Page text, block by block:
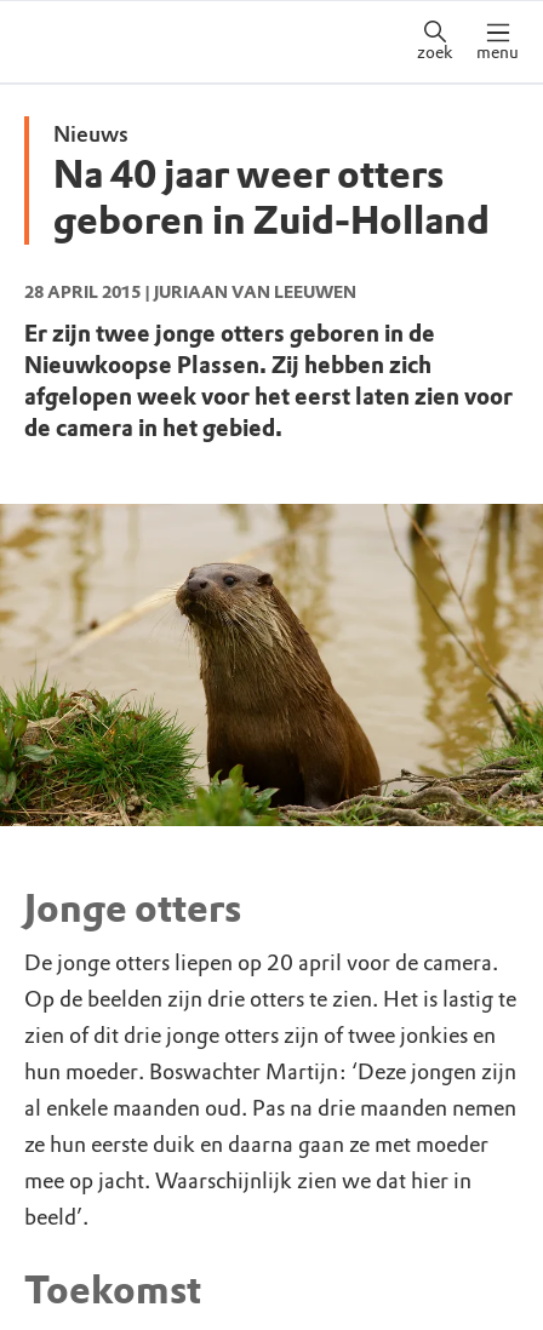
zoek menu
Nieuws
Na 40 jaar weer otters
geboren in Zuid-Holland
28 APRIL 2015 | JURIAAN VAN LEEUWEN
Er zijn twee jonge otters geboren in de
Nieuwkoopse Plassen. Zij hebben zich
afgelopen week voor het eerst laten zien voor
de camera in het gebied.
Jonge otters
De jonge otters liepen op 20 april voor de camera.
Op de beelden zijn drie otters te zien. Het is lastig te
zien of dit drie jonge otters zijn of twee jonkies en
hun moeder. Boswachter Martijn: ‘Deze jongen zijn
al enkele maanden oud. Pas na drie maanden nemen
ze hun eerste duik en daarna gaan ze met moeder
mee op jacht. Waarschijnlijk zien we dat hier in
beeld’.
Toekomst